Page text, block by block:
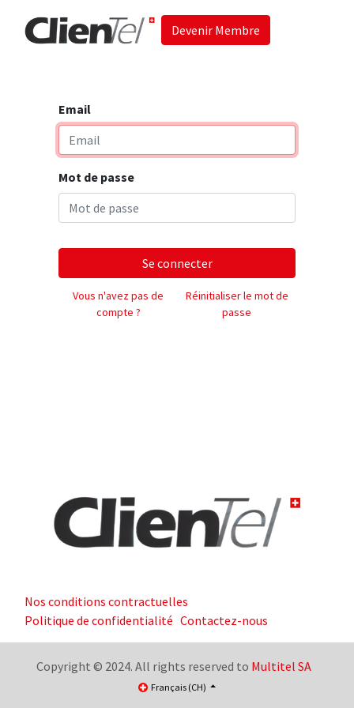
Devenir Membre
Email
Mot de passe
Se connecter
Vous n'avez pas de
compte ?
Réinitialiser le mot de
passe
Nos conditions contractuelles
Politique de confidentialité Contactez-nous
Copyright © 2024. All rights reserved to Multitel SA
Français (CH)